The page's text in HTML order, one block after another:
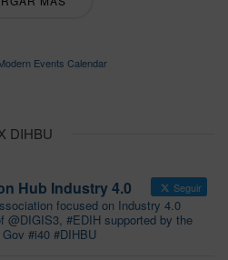
Events Calendar
DIHBU
Hub Industry 4.0 Seguir
focused on Industry 4.0
@DIGIS3, #EDIH supported by the
#i40 #DIHBU